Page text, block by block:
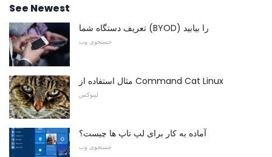
See Newest
تعریف دستگاه شما (BYOD) را بیابید
جستجوی وب
مثال استفاده از Command Cat Linux
لینوکس
آماده به کار برای لپ تاپ ها چیست؟
جستجوی وب